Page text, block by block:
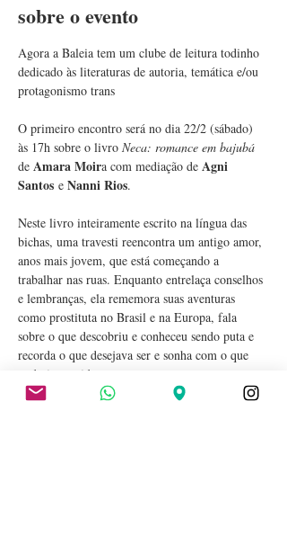
sobre o evento
Agora a Baleia tem um clube de leitura todinho
dedicado às literaturas de autoria, temática e/ou
protagonismo trans
O primeiro encontro será no dia 22/2 (sábado)
às 17h sobre o livro Neca: romance em bajubá
de Amara Moira com mediação de Agni
Santos e Nanni Rios.
Neste livro inteiramente escrito na língua das
bichas, uma travesti reencontra um antigo amor,
anos mais jovem, que está começando a
trabalhar nas ruas. Enquanto entrelaça conselhos
e lembranças, ela rememora suas aventuras
como prostituta no Brasil e na Europa, fala
sobre o que descobriu e conheceu sendo puta e
recorda o que desejava ser e sonha com o que
poderia ter sido.